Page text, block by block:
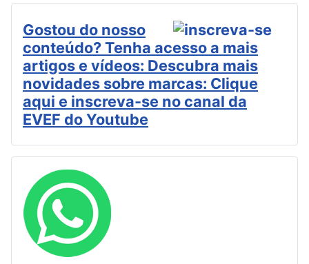
Gostou do nosso
conteúdo? Tenha acesso a mais
artigos e vídeos: Descubra mais
novidades sobre marcas: Clique
aqui e inscreva-se no canal da
EVEF do Youtube